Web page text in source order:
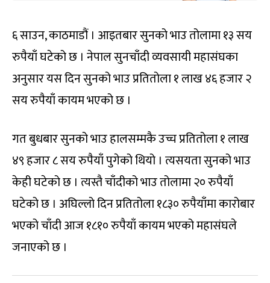
६ साउन, काठमाडौं । आइतबार सुनको भाउ तोलामा १३ सय
रुपैयाँ घटेको छ । नेपाल सुनचाँदी व्यवसायी महासंघका
अनुसार यस दिन सुनको भाउ प्रतितोला १ लाख ४६ हजार २
सय रुपैयाँ कायम भएको छ ।
गत बुधबार सुनको भाउ हालसम्मकै उच्च प्रतितोला १ लाख
४९ हजार ८ सय रुपैयाँ पुगेको थियो । त्यसयता सुनको भाउ
केही घटेको छ । त्यस्तै चाँदीको भाउ तोलामा २० रुपैयाँ
घटेको छ । अघिल्लो दिन प्रतितोला १८३० रुपैयाँमा कारोबार
भएको चाँदी आज १८१० रुपैयाँ कायम भएको महासंघले
जनाएको छ ।